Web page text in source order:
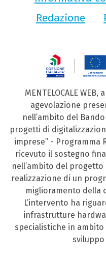
Redazione
MENTELOCALE
agevolazione
nell’ambito del
progetti di
imprese” - Programma
ricevuto il sostegno
nell’ambito del progetto
realizzazione di un
miglioramento della
L’intervento ha
infrastrutture
specialistiche in ambito